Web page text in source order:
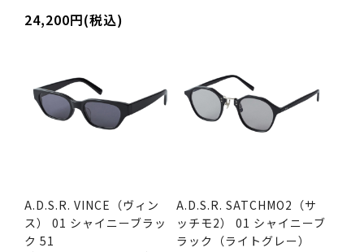
24,200円(税込)
A.D.S.R. VINCE（ヴィン
ス） 01 シャイニーブラッ
ク 51
A.D.S.R. SATCHMO2（サ
ッチモ2） 01 シャイニーブ
ラック（ライトグレー）